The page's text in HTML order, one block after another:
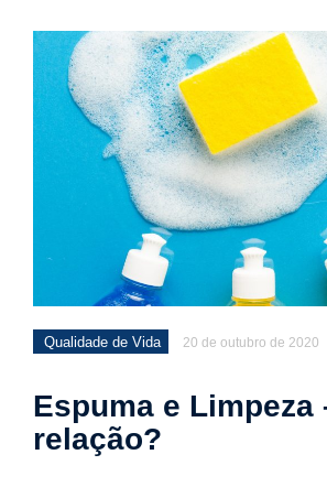
Qualidade de Vida 20 de outubro de 2020
Espuma e Limpeza
relação?